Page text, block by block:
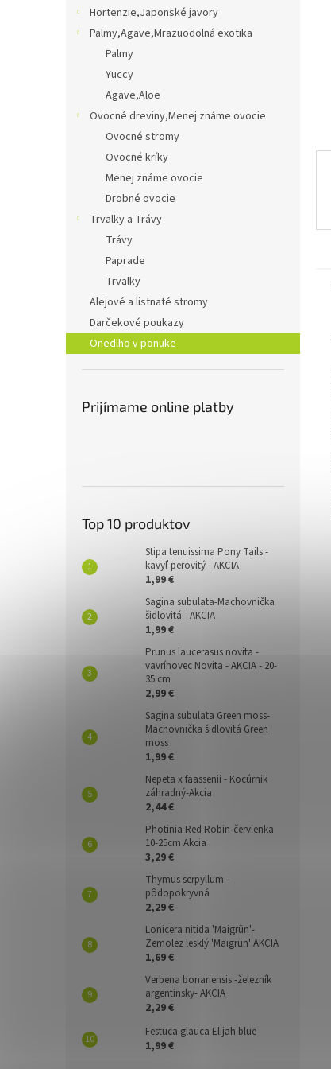
Hortenzie,Japonské javory
Palmy,Agave,Mrazuodolná exotika
Palmy
Yuccy
Agave,Aloe
Ovocné dreviny,Menej známe ovocie
Ovocné stromy
Ovocné kríky
Menej známe ovocie
Drobné ovocie
Trvalky a Trávy
Trávy
Paprade
Trvalky
Alejové a listnaté stromy
Darčekové poukazy
Onedlho v ponuke
Prijímame online platby
Top 10 produktov
Stipa tenuissima Pony Tails -
kavyľ perovitý - AKCIA
1,99 €
Sagina subulata-Machovnička
šidlovitá - AKCIA
1,99 €
Prunus laucerasus novita -
vavrínovec Novita - AKCIA - 20-
35 cm
2,99 €
Sagina subulata Green moss-
Machovnička šidlovitá Green
moss
1,99 €
Nepeta x faassenii - Kocúrnik
záhradný-Akcia
2,44 €
Photinia Red Robin-červienka
10-25cm Akcia
3,29 €
Thymus serpyllum -
pôdopokryvná
2,29 €
Lonicera nitida 'Maigrün'-
Zemolez lesklý 'Maigrün' AKCIA
1,69 €
Verbena bonariensis -železník
argentínsky- AKCIA
2,29 €
Festuca glauca Elijah blue
1,99 €